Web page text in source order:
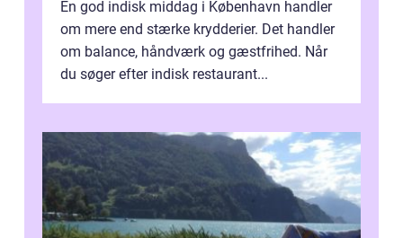
En god indisk middag i København handler
om mere end stærke krydderier. Det handler
om balance, håndværk og gæstfrihed. Når
du søger efter indisk restaurant...